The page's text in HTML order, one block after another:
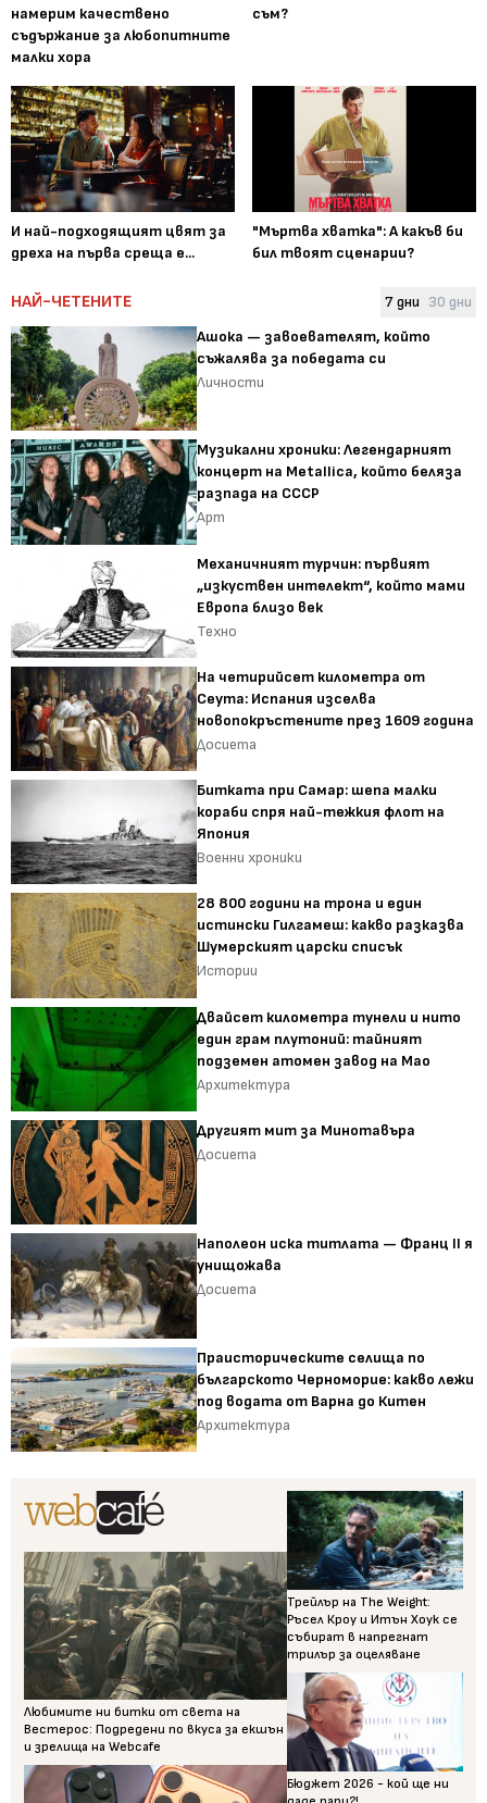
намерим качествено
съдържание за любопитните
малки хора
съм?
И най-подходящият цвят за
дреха на първа среща е...
"Мъртва хватка": А какъв би
бил твоят сценарии?
НАЙ-ЧЕТЕНИТЕ 7 дни 30 дни
Ашока — завоевателят, който
съжалява за победата си
Личности
Музикални хроники: Легендарният
концерт на Metallica, който беляза
разпада на СССР
Арт
Механичният турчин: първият
„изкуствен интелект“, който мами
Европа близо век
Техно
На четирийсет километра от
Сеута: Испания изселва
новопокръстените през 1609 година
Досиета
Битката при Самар: шепа малки
кораби спря най-тежкия флот на
Япония
Военни хроники
28 800 години на трона и един
истински Гилгамеш: какво разказва
Шумерският царски списък
Истории
Двайсет километра тунели и нито
един грам плутоний: тайният
подземен атомен завод на Мао
Архитектура
Другият мит за Минотавъра
Досиета
Наполеон иска титлата — Франц II я
унищожава
Досиета
Праисторическите селища по
българското Черноморие: какво лежи
под водата от Варна до Китен
Архитектура
Любимите ни битки от света на
Вестерос: Подредени по вкуса за екшън
и зрелища на Webcafe
Трейлър на The Weight:
Ръсел Кроу и Итън Хоук се
събират в напрегнат
трилър за оцеляване
Бюджет 2026 - кой ще ни